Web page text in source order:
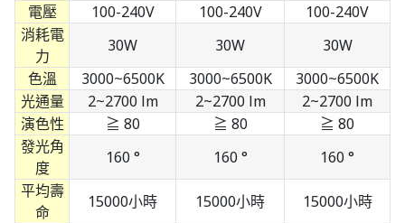
電壓
100-240V 100-240V
100-240V
消耗電
力
30W 30W
30W
色溫
3000~6500K 3000~6500K
3000~6500K
光通量
2~2700 lm 2~2700 lm
2~2700 lm
演色性
≧ 80 ≧ 80
≧ 80
發光角
度
160 ° 160 °
160 °
平均壽
命
15000小時 15000小時 15000小時